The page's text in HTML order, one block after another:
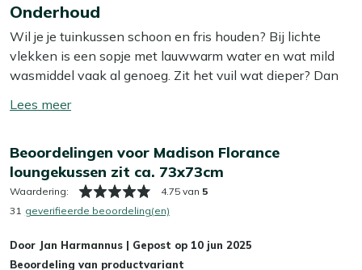
royale afmetingen van ongeveer 73x73 cm past het
kussen goed op de meeste loungebanken. Het zorgt voor
een moderne en stijlvolle uitstraling in je tuin. Voeg dit
kussen toe aan je buitenruimte en geniet van extra
comfort en sfeer.
Bekijk meer Loungekussens
meer
Onderhoud
Wil je je tuinkussen schoon en fris houden? Bij lichte
vlekken is een sopje met lauwwarm water en wat mild
wasmiddel vaak al genoeg. Zit het vuil wat dieper? Dan
hardnekkige vlekken los te krijgen zonder de stof aan te
schaduw laat opdrogen, zo voorkom je dat de kleur
terugloopt.
Wil je het jezelf nog makkelijker maken? Dan is het slim
Kees Smit Textiel & Rope beschermer. Deze maakt je
Toon/verberg
Beoordelingen voor Madison Florance
loungekussen zit ca. 73x73cm
Waardering: 4.75 van 5
31 geverifieerde beoordeling(en)
Door Jan Harmannus | Gepost op 10 jun 2025
Beoordeling van productvariant